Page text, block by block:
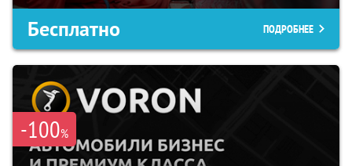
Бесплатно ПОДРОБНЕЕ
-100%